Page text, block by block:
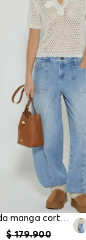
Blusa tejida manga corta para mujer
$ 179.900